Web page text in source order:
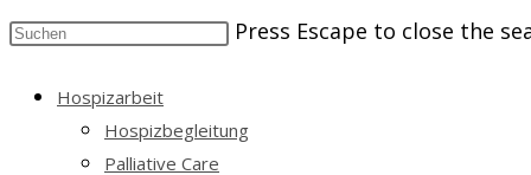
Press Escape to close the
Hospizarbeit
Hospizbegleitung
Palliative Care